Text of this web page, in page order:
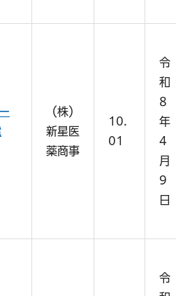
（株）
新星医
薬商事
10.
01
令
和
8
年
4
月
9
日
令